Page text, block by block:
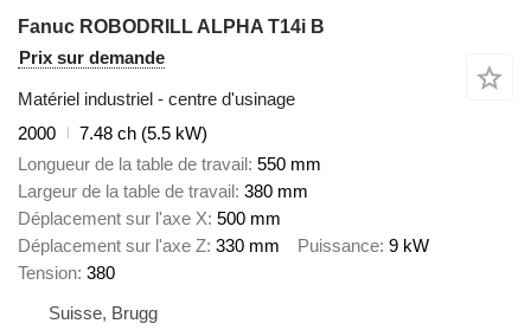
Fanuc ROBODRILL ALPHA T14i B
Prix sur demande
Matériel industriel - centre d'usinage
2000
7.48 ch (5.5 kW)
Longueur de la table de travail 550 mm
Largeur de la table de travail 380 mm
Déplacement sur l'axe X 500 mm
Déplacement sur l'axe Z 330 mm Puissance 9 kW
Tension 380
Suisse, Brugg